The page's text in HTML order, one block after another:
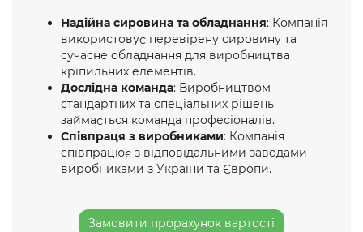
Надійна сировина та обладнання: Компанія
використовує перевірену сировину та
сучасне обладнання для виробництва
кріпильних елементів.
Дослідна команда: Виробництвом
стандартних та спеціальних рішень
займається команда професіоналів.
Співпраця з виробниками: Компанія
співпрацює з відповідальними заводами-
виробниками з України та Європи.
Замовити прорахунок вартості